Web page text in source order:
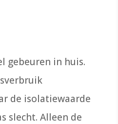
gebeuren in huis.
de isolatiewaarde
slecht. Alleen de